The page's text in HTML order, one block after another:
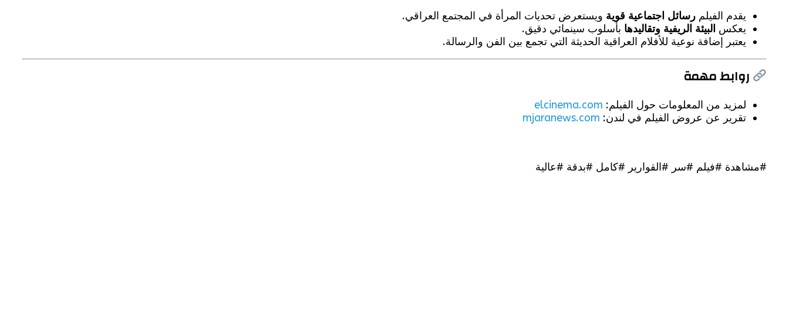
يقدم الفيلم رسائل اجتماعية قوية ويستعرض تحديات المرأة في المجتمع العراقي.
يعكس البيئة الريفية وتقاليدها بأسلوب سينمائي دقيق.
يعتبر إضافة نوعية للأفلام العراقية الحديثة التي تجمع بين الفن والرسالة.
روابط مهمة
لمزيد من المعلومات حول الفيلم: elcinema.com
تقرير عن عروض الفيلم في لندن: mjaranews.com
#مشاهدة #فيلم #سر #القوارير #كامل #بدقة #عالية